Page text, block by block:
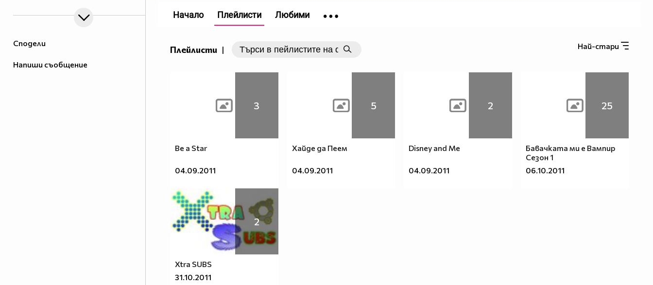
Сподели
Напиши съобщение
някои ще пламнат в
маниа.Е,покемон уроци
профил.За да го видите
цъкнете тук!
Плейлисти | Най-стари
3
Be a Star
04.09.2011
5
Хайде да Пеем
04.09.2011
2
Disney and Me
04.09.2011
25
Бавачката ми е Вампир
Сезон 1
06.10.2011
2
Xtra SUBS
31.10.2011
Начало Плейлисти Любими